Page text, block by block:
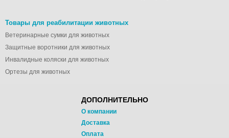
Товары для реабилитации животных
Ветеринарные сумки для животных
Защитные воротники для животных
Инвалидные коляски для животных
Ортезы для животных
ДОПОЛНИТЕЛЬНО
О компании
Доставка
Оплата